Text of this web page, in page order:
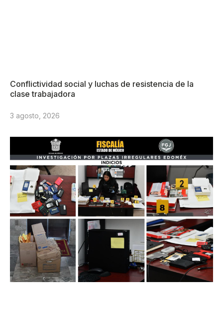
Conflictividad social y luchas de resistencia de la
clase trabajadora
3 agosto, 2026